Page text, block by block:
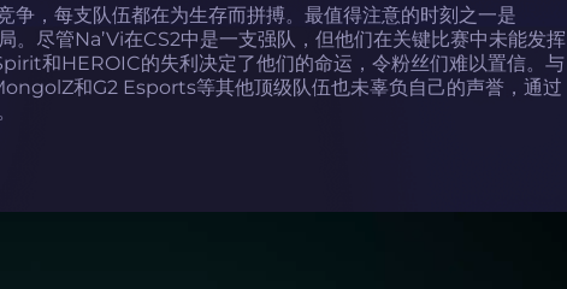
争，每支队伍都在为生存而拼搏。最值得注意的时刻之一是
尽管Na’Vi在CS2中是一支强队，但他们在关键比赛中未能发挥
和HEROIC的失利决定了他们的命运，令粉丝们难以置信。与
和G2 Esports等其他顶级队伍也未辜负自己的声誉，通过